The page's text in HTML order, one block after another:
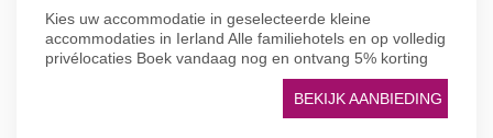
Kies uw accommodatie in geselecteerde kleine
accommodaties in Ierland Alle familiehotels en op volledig
privélocaties Boek vandaag nog en ontvang 5% korting
BEKIJK AANBIEDING